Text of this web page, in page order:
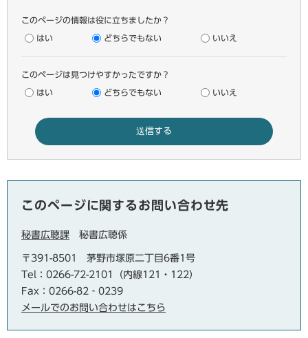
このページの情報は役に立ちましたか？
はい どちらでもない いいえ
このページは見つけやすかったですか？
はい どちらでもない いいえ
このページに関するお問い合わせ先
秘書広聴課 秘書広聴係
〒391-8501
茅野市塚原二丁目6番1号
Tel：0266-72-2101（内線121・122）
Fax：0266-82‐0239
メールでのお問い合わせはこちら